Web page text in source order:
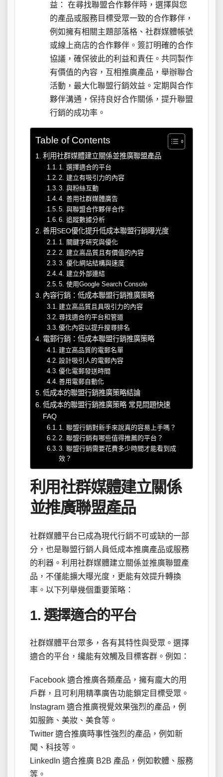
益： 在尋找聯盟合作夥伴時，選擇與您
的產品或服務目標受眾一致的合作夥伴，
例如擁有相關主題部落格、社群媒體帳號
或線上商店的合作夥伴。簽訂明確的合作
協議，確保彼此的利益和責任。共同製作
有價值的內容，互相推廣產品，舉辦聯合
活動，最大化聯盟行銷效益。定期與合作
夥伴溝通，保持良好合作關係，提升聯盟
行銷的成功率。
Table of Contents
利用社群媒體建立關係並推廣聯盟產品
1. 選擇適合的平台
2. 建立有吸引力的內容
3. 與粉絲互動
4. 善用社群媒體廣告
5. 與聯盟合作夥伴合作
6. 追蹤數據分析
善用SEO優化提升低成本聯盟行銷曝光度
1. 關鍵字研究與優化
2. 建立高品質且有價值的內容
3. 優化網站結構與速度
4. 建立外部連結
5. 使用Google Search Console
內容行銷：低成本聯盟行銷推廣策略
建立高品質且具吸引力的內容
尋找適合的平台和管道
優化內容以提升搜尋排名
電郵行銷：低成本聯盟行銷推廣策略
建立高品質的電郵名單
設計吸引人的電郵內容
優化電郵發送時間
善用電郵自動化
低成本的聯盟行銷推廣策略結論
低成本的聯盟行銷推廣策略 常見問題快速
FAQ
1. 聯盟行銷對新手來說真的容易上手嗎？
2. 聯盟行銷有哪些值得推薦的平台？
3. 聯盟行銷需要花費多少時間才能看到成
效？
利用社群媒體建立關係
並推廣聯盟產品
社群媒體平台已成為現代行銷不可或缺的一部
分，也是聯盟行銷人員低成本推廣產品或服務
的利器。利用社群媒體建立關係並推廣聯盟產
品，不僅能擴大曝光度，更能有效提升轉換
率。以下列舉幾個重要策略：
1. 選擇適合的平台
社群媒體平台眾多，各有其特性與受眾。選擇
適合的平台，纔能有效觸及目標客群。例如：
Facebook 適合推廣各類產品，擁有龐大的用
戶群，且可利用精準廣告功能鎖定目標受眾。
Instagram 適合推廣視覺效果強烈的產品，例
如服飾、美妝、美食等。
Twitter 適合推廣時事性強烈的產品，例如新
聞、科技等。
LinkedIn 適合推廣 B2B 產品，例如軟體、服務
等。